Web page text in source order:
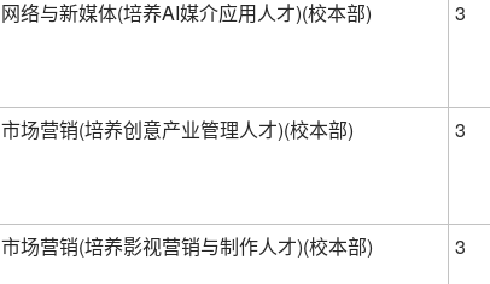
网络与新媒体(培养AI媒介应用人才)(校本部) 3
市场营销(培养创意产业管理人才)(校本部) 3
市场营销(培养影视营销与制作人才)(校本部) 3